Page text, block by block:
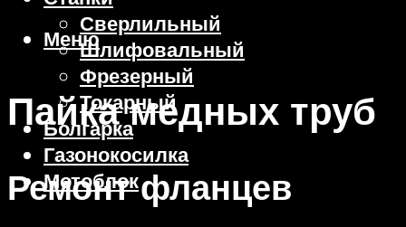
Сверлильный
Шлифовальный
Фрезерный
Токарный
Болгарка
Газонокосилка
Мотоблок
Меню
Пайка медных труб
Ремонт фланцев